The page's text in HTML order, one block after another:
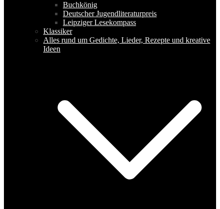
Buchkönig
Deutscher Jugendliteraturpreis
Leipziger Lesekompass
Klassiker
Alles rund um Gedichte, Lieder, Rezepte und kreative
Ideen